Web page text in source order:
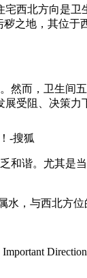
西北方向是
之地，其位于
而，卫生间
受阻、决策力
和谐。尤其是
，与西北方